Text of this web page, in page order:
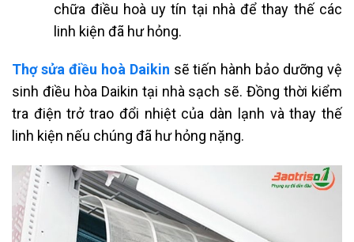
chữa điều hoà uy tín tại nhà để thay thế các
linh kiện đã hư hỏng.
Thợ sửa điều hoà Daikin sẽ tiến hành bảo dưỡng vệ
sinh điều hòa Daikin tại nhà sạch sẽ. Đồng thời kiểm
tra điện trở trao đổi nhiệt của dàn lạnh và thay thế
linh kiện nếu chúng đã hư hỏng nặng.